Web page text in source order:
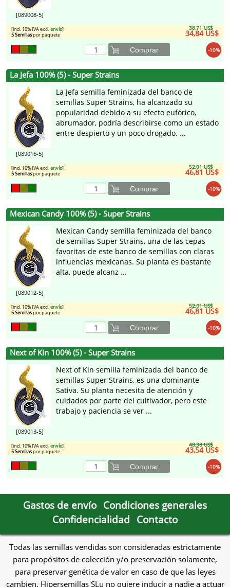
[089008-5]
38,71 US$
34,84 US$
[incl. 10% IVA excl.envío]
5 Semillaspor paquete
-10%
Comprar
La Jefa 100% (5) - Super Strains
[089016-5]
La Jefa semilla feminizada del banco de
semillas Super Strains, ha alcanzado su
popularidad debido a su efecto eufórico,
abrumador, podría describirse como un estado
entre despierto y un poco drogado. ...
52,01 US$
46,81 US$
[incl. 10% IVA excl.envío]
5 Semillaspor paquete
-10%
Comprar
Mexican Candy 100% (5) - Super Strains
[089012-5]
Mexican Candy semilla feminizada del banco
de semillas Super Strains, una de las cepas
favoritas de este banco de semillas con claras
influencias mexicanas. Su planta es bastante
alta, puede alcanz ...
52,01 US$
46,81 US$
[incl. 10% IVA excl.envío]
5 Semillaspor paquete
-10%
Comprar
Next of Kin 100% (5) - Super Strains
[089013-5]
Next of Kin semilla feminizada del banco de
semillas Super Strains, es una dominante
Sativa. Su planta necesita de atención y
cuidados por parte del cultivador, pero este
trabajo y paciencia se ver ...
48,38 US$
43,54 US$
[incl. 10% IVA excl.envío]
5 Semillaspor paquete
-10%
Comprar
Gastos de envío Condiciones generales
Confidencialidad Contacto
Todas las semillas vendidas son consideradas estrictamente
para propósitos de colección y/o preservación solamente,
para preservar genética de valor en caso de que las leyes
cambien. Hipersemillas SLu no quiere inducir a nadie a actuar